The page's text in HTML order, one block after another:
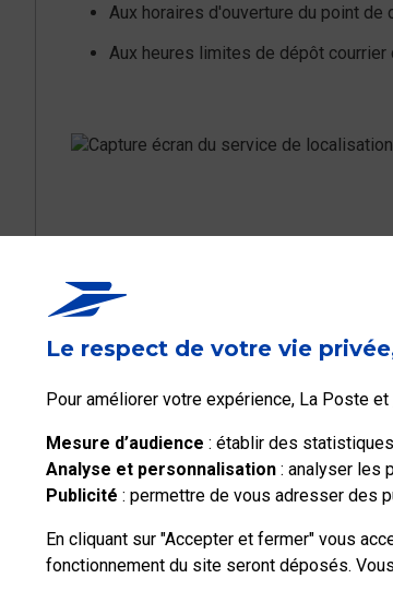
Le respect de votre vie
Pour améliorer votre expérience, La Poste et
Mesure d’audience : établir des
Analyse et personnalisation : analyser les
Publicité : permettre de vous adresser des
En cliquant sur "Accepter et fermer" vous
fonctionnement du site seront déposés.
Aux horaires d'ouverture du point de
Aux heures limites de dépôt courrier